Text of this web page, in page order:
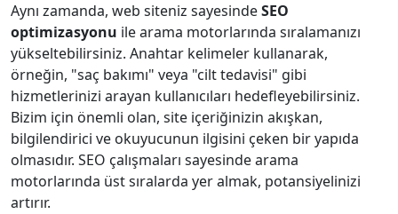
Aynı zamanda, web siteniz sayesindeSEO
optimizasyonu ile arama motorlarında sıralamanızı
yükseltebilirsiniz. Anahtar kelimeler kullanarak,
örneğin, "saç bakımı" veya "cilt tedavisi" gibi
hizmetlerinizi arayan kullanıcıları hedefleyebilirsiniz.
Bizim için önemli olan, site içeriğinizin akışkan,
bilgilendirici ve okuyucunun ilgisini çeken bir yapıda
olmasıdır. SEO çalışmaları sayesinde arama
motorlarında üst sıralarda yer almak, potansiyelinizi
artırır.